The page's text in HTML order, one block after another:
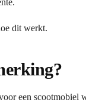
dit werkt.
een scootmobiel